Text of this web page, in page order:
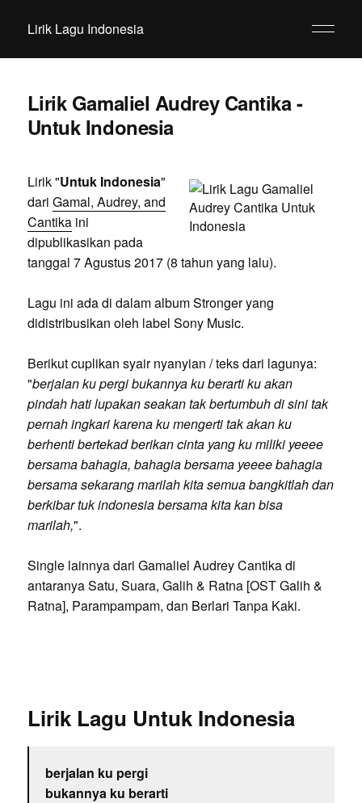
Lirik Lagu Indonesia
Lirik Gamaliel Audrey Cantika -
Untuk Indonesia
Lirik "Untuk Indonesia"
dari Gamal, Audrey, and
Cantikaini
dipublikasikan pada
tanggal 7 Agustus 2017 (8 tahun yang lalu).
Lagu ini ada di dalam album Stronger yang
didistribusikan oleh label Sony Music.
Berikut cuplikan syair nyanyian / teks dari lagunya:
"berjalan ku pergi bukannya ku berarti ku akan
pindah hati lupakan seakan tak bertumbuh di sini tak
pernah ingkari karena ku mengerti tak akan ku
berhenti bertekad berikan cinta yang ku miliki yeeee
bersama bahagia, bahagia bersama yeeee bahagia
bersama sekarang marilah kita semua bangkitlah dan
berkibar tuk indonesia bersama kita kan bisa
marilah,".
Single lainnya dari Gamaliel Audrey Cantika di
antaranya Satu, Suara, Galih & Ratna [OST Galih &
Ratna], Parampampam, dan Berlari Tanpa Kaki.
Lirik Lagu Untuk Indonesia
berjalan ku pergi
bukannya ku berarti